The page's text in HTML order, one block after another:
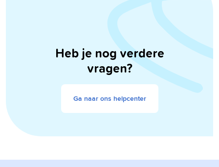
Heb je nog verdere
vragen?
Ga naar ons helpcenter